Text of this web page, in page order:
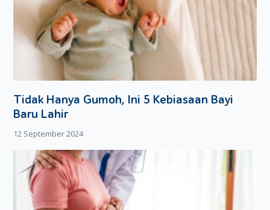
memberikan beberapa trik cara aman bermain perosotan,
diantaranya :
Pilihlah perosotan dengan jarak merosot yang rendah.
Setelah Si Kecil terbiasa, Moms bisa memilih perosotan
yang lebih tinggi dan panjang.
Jangan memegangi tangan Si Kecil saat sedang
meluncur. Ini bahaya Moms, pasalnya kecepatan
merosot
menyebabkan kecelakaan.
Moms bisa menunggu di bagian bawah perosotan agar
lebih mudah saat menangkap tubuh Si Kecil sebelum dia
jatuh ke tanah atau alas perosotan.
Pastikan hanya satu anak yang boleh berada di bagian
perosotan. Jika Moms melihat ada anak yang akan
Tidak Hanya Gumoh, Ini 5 Kebiasaan Bayi
Baru Lahir
12 September 2024